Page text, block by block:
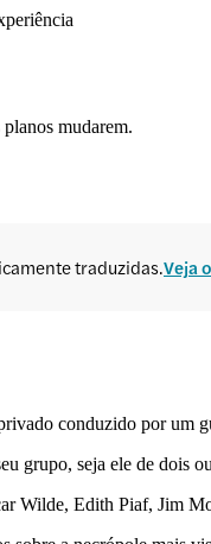
mudarem.
traduzidas.Veja
conduzido por um
grupo, seja ele de dois
Wilde, Edith Piaf, Jim